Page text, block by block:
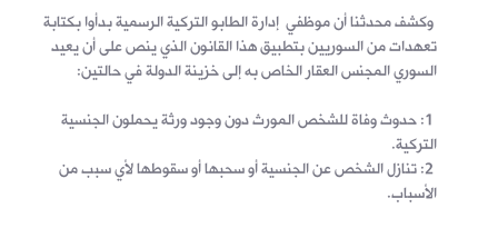
وكشف محدثنا أن موظفي إدارة الطابو التركية الرسمية بدأوا بكتابة
تعهدات من السوريين بتطبيق هذا القانون الذي ينص على أن يعيد
السوري المجنس العقار الخاص به إلى خزينة الدولة في حالتين:
1: حدوث وفاة للشخص المورث دون وجود ورثة يحملون الجنسية
التركية.
2: تنازل الشخص عن الجنسية أو سحبها أو سقوطها لأي سبب من
الأسباب.